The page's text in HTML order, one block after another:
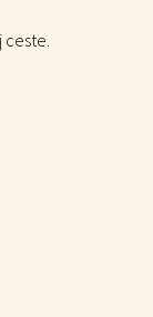
ceste.